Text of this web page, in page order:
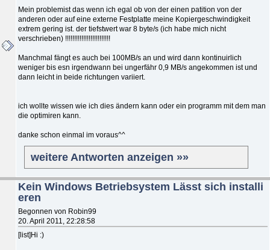
Mein problemist das wenn ich egal ob von der einen patition von der
anderen oder auf eine externe Festplatte meine Kopiergeschwindigkeit
extrem gering ist. der tiefstwert war 8 byte/s (ich habe mich nicht
verschrieben) !!!!!!!!!!!!!!!!!!!!!!!!!
Manchmal fängt es auch bei 100MB/s an und wird dann kontinuirlich
weniger bis esn irgendwann bei ungerfähr 0,9 MB/s angekommen ist und
dann leicht in beide richtungen variiert.
ich wollte wissen wie ich dies ändern kann oder ein programm mit dem man
die optimiren kann.
danke schon einmal im voraus^^
weitere Antworten anzeigen »»
Kein Windows Betriebsystem Lässt sich installi
eren
Begonnen von Robin99
20. April 2011, 22:28:58
[list]Hi :)